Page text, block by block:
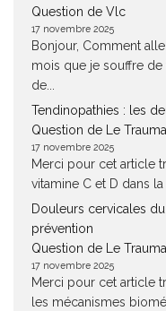
Question de Vlc
17 novembre 2025
Bonjour, Comment
mois que je souffre de
de...
Tendinopathies : les
Question de Le
17 novembre 2025
Merci pour cet article
vitamine C et D dans la
Douleurs cervicales
prévention
Question de Le
17 novembre 2025
Merci pour cet article
les mécanismes